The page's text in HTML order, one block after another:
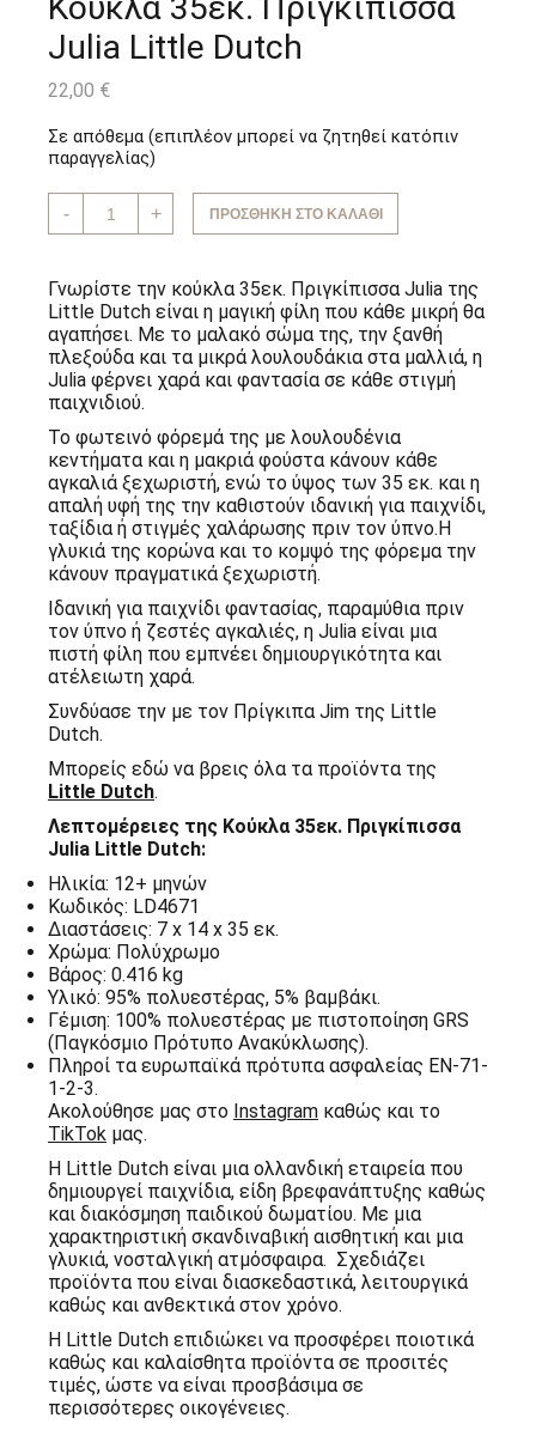
Κούκλα 35εκ. Πριγκίπισσα
Julia Little Dutch
22,00 €
Σε απόθεμα (επιπλέον μπορεί να ζητηθεί κατόπιν
παραγγελίας)
-
Κούκλα
35εκ.
Πριγκίπισσα
Little
Dutch
ποσότητα
+ ΠΡΟΣΘΉΚΗ ΣΤΟ ΚΑΛΆΘΙ
Γνωρίστε την κούκλα 35εκ. Πριγκίπισσα Julia της
Little Dutch είναι η μαγική φίλη που κάθε μικρή θα
αγαπήσει. Με το μαλακό σώμα της, την ξανθή
πλεξούδα και τα μικρά λουλουδάκια στα μαλλιά, η
Julia φέρνει χαρά και φαντασία σε κάθε στιγμή
παιχνιδιού.
Το φωτεινό φόρεμά της με λουλουδένια
κεντήματα και η μακριά φούστα κάνουν κάθε
αγκαλιά ξεχωριστή, ενώ το ύψος των 35 εκ. και η
απαλή υφή της την καθιστούν ιδανική για παιχνίδι,
ταξίδια ή στιγμές χαλάρωσης πριν τον ύπνο.Η
γλυκιά της κορώνα και το κομψό της φόρεμα την
κάνουν πραγματικά ξεχωριστή.
Ιδανική για παιχνίδι φαντασίας, παραμύθια πριν
τον ύπνο ή ζεστές αγκαλιές, η Julia είναι μια
πιστή φίλη που εμπνέει δημιουργικότητα και
ατέλειωτη χαρά.
Συνδύασε την με τον Πρίγκιπα Jim της Little
Dutch.
Μπορείς εδώ να βρεις όλα τα προϊόντα της
Little Dutch.
Λεπτομέρειες της Κούκλα 35εκ. Πριγκίπισσα
Julia Little Dutch:
Ηλικία: 12+ μηνών
Κωδικός: LD4671
Διαστάσεις: 7 x 14 x 35 εκ.
Χρώμα: Πολύχρωμo
Βάρος: 0.416 kg
Υλικό: 95% πολυεστέρας, 5% βαμβάκι.
Γέμιση: 100% πολυεστέρας με πιστοποίηση GRS
(Παγκόσμιο Πρότυπο Ανακύκλωσης).
Πληροί τα ευρωπαϊκά πρότυπα ασφαλείας EN-71-
1-2-3.
Ακολούθησε μας στο Instagram καθώς και το
TikTok μας.
Η Little Dutch είναι μια ολλανδική εταιρεία που
δημιουργεί παιχνίδια, είδη βρεφανάπτυξης καθώς
και διακόσμηση παιδικού δωματίου. Με μια
χαρακτηριστική σκανδιναβική αισθητική και μια
γλυκιά, νοσταλγική ατμόσφαιρα. Σχεδιάζει
προϊόντα που είναι διασκεδαστικά, λειτουργικά
καθώς και ανθεκτικά στον χρόνο.
Η Little Dutch επιδιώκει να προσφέρει ποιοτικά
καθώς και καλαίσθητα προϊόντα σε προσιτές
τιμές, ώστε να είναι προσβάσιμα σε
περισσότερες οικογένειες.